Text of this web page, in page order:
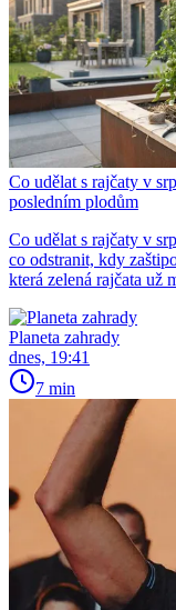
Co udělat s rajčaty v
posledním plodům
Co udělat s rajčaty v
co odstranit, kdy
která zelená rajčata už
Planeta zahrady
dnes, 19:41
7 min